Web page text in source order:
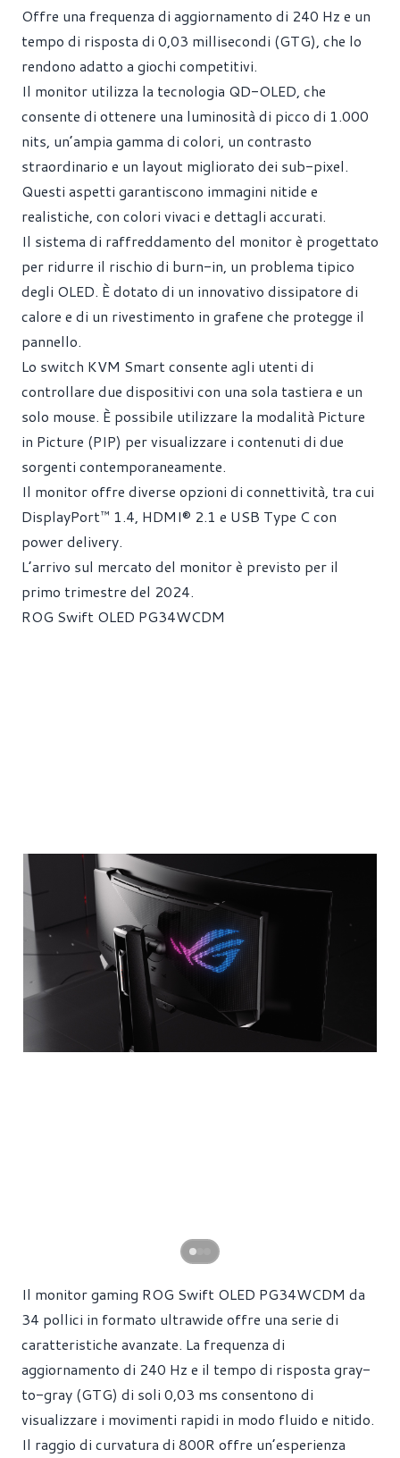
Offre una frequenza di aggiornamento di 240 Hz e un
tempo di risposta di 0,03 millisecondi (GTG), che lo
rendono adatto a giochi competitivi.
Il monitor utilizza la tecnologia QD-OLED, che
consente di ottenere una luminosità di picco di 1.000
nits, un’ampia gamma di colori, un contrasto
straordinario e un layout migliorato dei sub-pixel.
Questi aspetti garantiscono immagini nitide e
realistiche, con colori vivaci e dettagli accurati.
Il sistema di raffreddamento del monitor è progettato
per ridurre il rischio di burn-in, un problema tipico
degli OLED. È dotato di un innovativo dissipatore di
calore e di un rivestimento in grafene che protegge il
pannello.
Lo switch KVM Smart consente agli utenti di
controllare due dispositivi con una sola tastiera e un
solo mouse. È possibile utilizzare la modalità Picture
in Picture (PIP) per visualizzare i contenuti di due
sorgenti contemporaneamente.
Il monitor offre diverse opzioni di connettività, tra cui
DisplayPort™ 1.4, HDMI® 2.1 e USB Type C con
power delivery.
L’arrivo sul mercato del monitor è previsto per il
primo trimestre del 2024.
ROG Swift OLED PG34WCDM
Il monitor gaming ROG Swift OLED PG34WCDM da
34 pollici in formato ultrawide offre una serie di
caratteristiche avanzate. La frequenza di
aggiornamento di 240 Hz e il tempo di risposta gray-
to-gray (GTG) di soli 0,03 ms consentono di
visualizzare i movimenti rapidi in modo fluido e nitido.
Il raggio di curvatura di 800R offre un’esperienza